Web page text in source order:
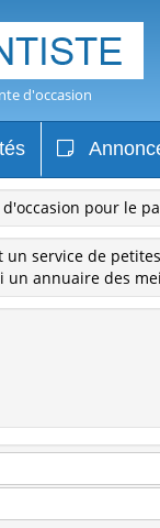
d'occasion
pour le
un service de
un annuaire des